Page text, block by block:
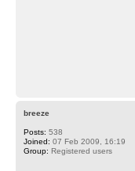
breeze
Posts: 538
Joined: 07 Feb 2009, 16:19
Group: Registered users